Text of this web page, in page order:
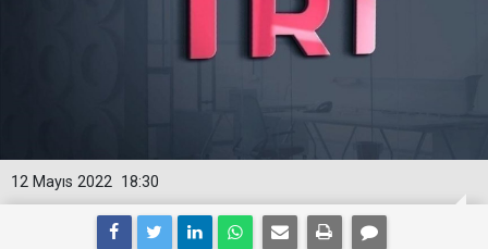
18:30
12 Mayıs 2022